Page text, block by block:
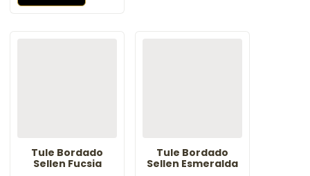
Tule Bordado
Sellen Fucsia
Tule Bordado
Sellen Esmeralda